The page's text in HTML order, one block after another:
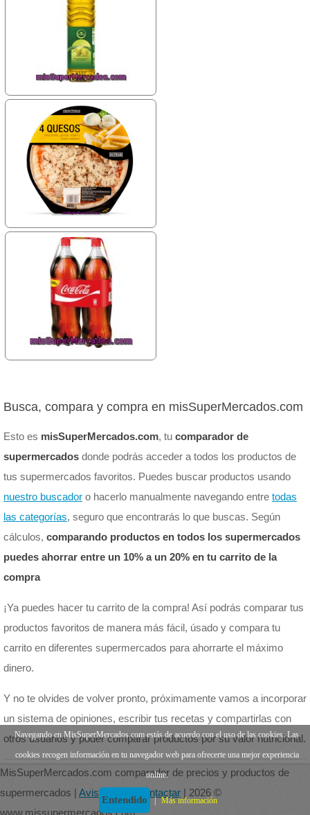
Busca, compara y compra en misSuperMercados.com
Esto es misSuperMercados.com, tu comparador de
supermercados donde podrás acceder a todos los productos de
tus supermercados favoritos. Puedes buscar productos usando
nuestro buscador o hacerlo manualmente navegando entre todas
las categorías, seguro que encontrarás lo que buscas. Según
cálculos, comparando productos en todos los supermercados
puedes ahorrar entre un 10% a un 20% en tu carrito de la
compra
¡Ya puedes hacer tu carrito de la compra! Así podrás comparar tus
productos favoritos de manera más fácil, úsado y compara tu
carrito en diferentes supermercados para ahorrarte el máximo
dinero.
Y no te olvides de volver pronto, próximamente vamos a incorporar
un sistema de opiniones, escribir tus recetas y compartirlas con
otros usuarios y poder comparar productos por su valor nutricional.
MisSuperMercados.com comparador de precios y productos de
supermercados | Aviso legal Contactar | 2026 ©
Navegando en MisSuperMercados.com estás de acuerdo con el uso de las cookies. Las
cookies recogen información en tu navegador web para ofrecerte una mejor experiencia
online.
Entendido | Más información